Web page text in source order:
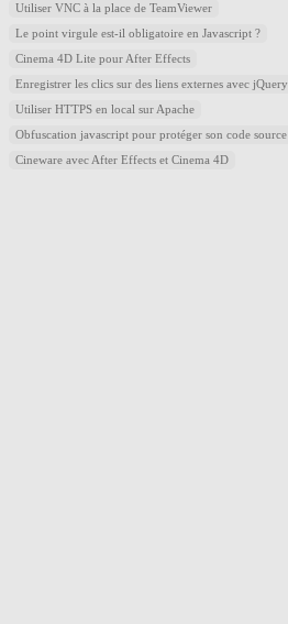
Utiliser VNC à la place de TeamViewer
Le point virgule est-il obligatoire en Javascript ?
Cinema 4D Lite pour After Effects
Enregistrer les clics sur des liens externes avec jQuery
Utiliser HTTPS en local sur Apache
Obfuscation javascript pour protéger son code source
Cineware avec After Effects et Cinema 4D